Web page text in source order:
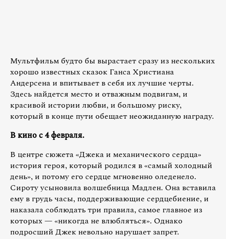
Мультфильм будто бы вырастает сразу из нескольких
хорошо известных сказок Ганса Христиана
Андерсена и впитывает в себя их лучшие черты.
Здесь найдется место и отважным подвигам, и
красивой истории любви, и большому риску,
который в конце пути обещает неожиданную награду.
В кино с 4 февраля.
В центре сюжета «Джека и механического сердца»
история героя, который родился в «самый холодный
день», и потому его сердце мгновенно оледенело.
Сироту усыновила волшебница Мадлен. Она вставила
ему в грудь часы, поддерживающие сердцебиение, и
наказала соблюдать три правила, самое главное из
которых — «никогда не влюбляться». Однако
подросший Джек невольно нарушает запрет.